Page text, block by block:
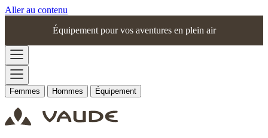
Aller au contenu
Équipement pour vos aventures en plein air
Femmes Hommes Équipement